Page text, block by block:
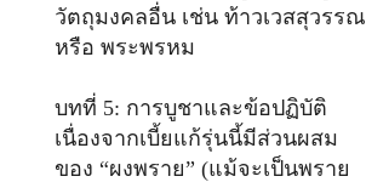
วัตถุมงคลอื่น เช่น ท้าวเวสสุวรรณ
หรือ พระพรหม
บทที่ 5: การบูชาและข้อปฏิบัติ
เนื่องจากเบี้ยแก้รุ่นนี้มีส่วนผสม
ของ “ผงพราย” (แม้จะเป็นพราย